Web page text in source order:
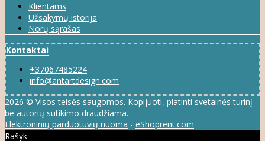
Klientams
Užsakymų istorija
Norų sąrašas
Kontaktai
+37067485224
info@antartdesign.com
2026 © Visos teisės saugomos. Kopijuoti, platinti svetainės turinį
be autorių sutikimo draudžiama.
Elektroninių parduotuvių nuoma - eShoprent.com
Rašyk